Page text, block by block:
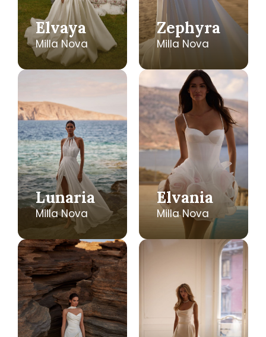
Elvaya
Milla Nova
Zephyra
Milla Nova
Lunaria
Milla Nova
Elvania
Milla Nova